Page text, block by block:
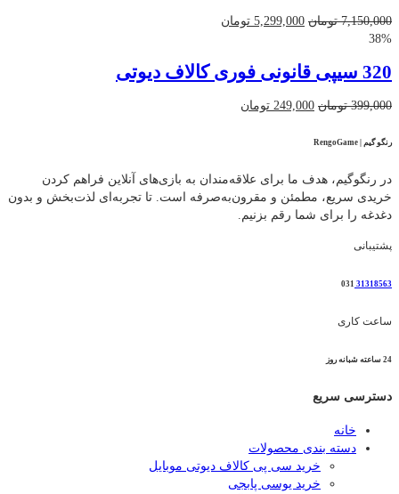
7,150,000 تومان قیمت
بود.
5,299,000 تومان
است.
38%
320 سیپی قانونی فوری کالاف دیوتی
399,000 تومان قیمت
249,000 تومان
رنگو گیم | RengoGame
در رنگوگیم، هدف ما برای علاقه‌مندان به بازی‌های آنلاین فراهم کردن
خریدی سریع، مطمئن و مقرون‌به‌صرفه است. تا تجربه‌ای لذت‌بخش و بدون
دغدغه را برای شما رقم بزنیم.
پشتیبانی
31318563
031
ساعت کاری
24 ساعته شبانه روز
دسترسی سریع
خانه
دسته بندی محصولات
خرید سی پی کالاف دیوتی موبایل
خرید یوسی پابجی